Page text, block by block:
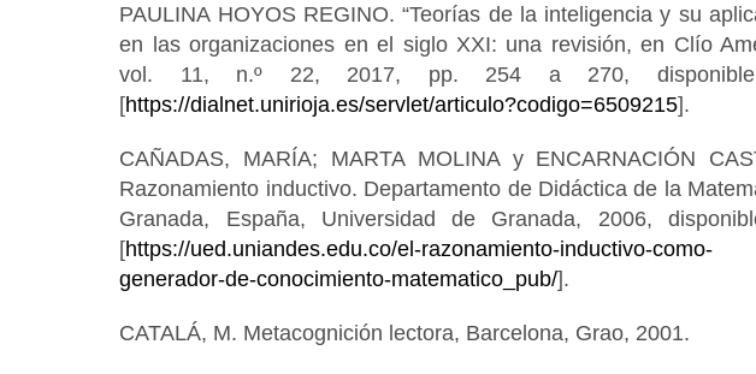
PAULINA HOYOS REGINO. “Teorías de la inteligencia y su
en las organizaciones en el siglo XXI: una revisión, en Clío
vol. 11, n.º 22, 2017, pp. 254 a 270,
[https://dialnet.unirioja.es/servlet/articulo?codigo=6509215].
CAÑADAS, MARÍA; MARTA MOLINA y ENCARNACIÓN
Razonamiento inductivo. Departamento de Didáctica de la
Granada, España, Universidad de Granada, 2006,
[https://ued.uniandes.edu.co/el-razonamiento-inductivo-como-
generador-de-conocimiento-matematico_pub/].
CATALÁ, M. Metacognición lectora, Barcelona, Grao, 2001.